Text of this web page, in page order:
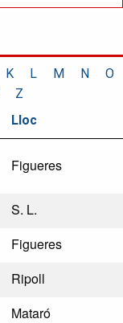
K L M N
O
Z
Lloc
Figueres
S. L.
Figueres
Ripoll
Mataró